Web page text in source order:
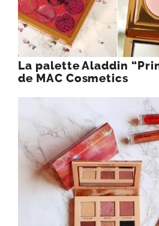
La palette Aladdin
de MAC Cosmetics